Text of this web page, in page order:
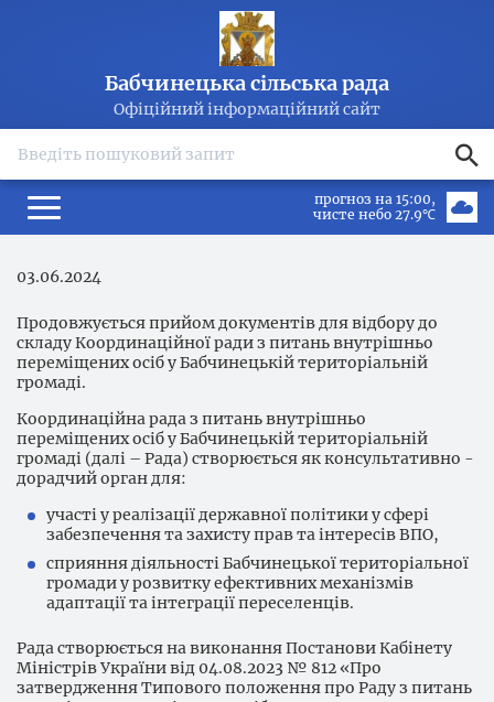
Бабчинецька сільська рада
Офіційний інформаційний сайт
прогноз на 15:00
чисте небо 27.9℃
03.06.2024
Продовжується прийом документів для відбору до
складу Координаційної ради з питань внутрішньо
переміщених осіб у Бабчинецькій територіальній
громаді.
Координаційна рада з питань внутрішньо
переміщених осіб у Бабчинецькій територіальній
громаді (далі – Рада) cтворюється як консультативно -
дорадчий орган для:
участі у реалізації державної політики у сфері
забезпечення та захисту прав та інтересів ВПО,
сприяння діяльності Бабчинецької територіальної
громади у розвитку ефективних механізмів
адаптації та інтеграції переселенців.
Рада створюється на виконання Постанови Кабінету
Міністрів України від 04.08.2023 № 812 «Про
затвердження Типового положення про Раду з питань